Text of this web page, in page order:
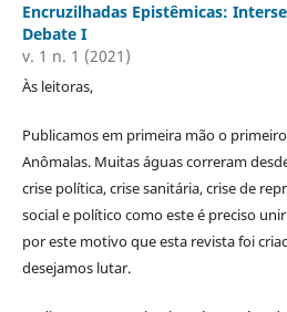
Encruzilhadas Epistêmicas:
Debate I
v. 1 n. 1 (2021)
Às leitoras,
Publicamos em primeira mão o
Anômalas. Muitas águas correram
crise política, crise sanitária, crise de
social e político como este é preciso
por este motivo que esta revista foi
desejamos lutar.